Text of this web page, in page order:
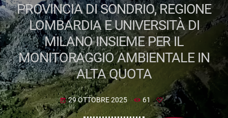
PROVINCIA DI SONDRIO, REGIONE
LOMBARDIA E UNIVERSITÀ DI
MILANO INSIEME PER IL
MONITORAGGIO AMBIENTALE IN
ALTA QUOTA
today 29 OTTOBRE 2025 61